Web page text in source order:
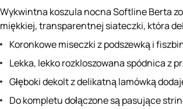
Wykwintna koszula nocna Softline Berta
miękkiej, transparentnej siateczki, która
Koronkowe miseczki z podszewką i
Lekka, lekko rozkloszowana spódnica z
Głęboki dekolt z delikatną lamówką
Do kompletu dołączone są pasujące